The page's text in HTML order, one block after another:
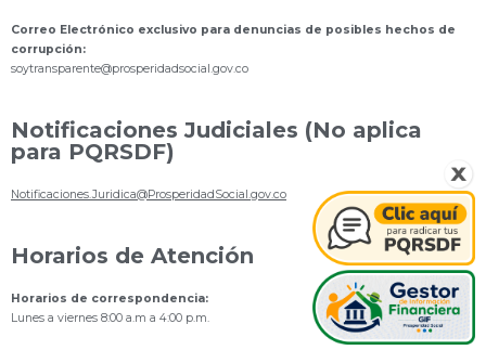
Correo Electrónico exclusivo para denuncias de posibles hechos de
corrupción:
soytransparente@prosperidadsocial.gov.co
Notificaciones Judiciales (No aplica
para PQRSDF)
Notificaciones.Juridica@ProsperidadSocial.gov.co
Horarios de Atención
Horarios de correspondencia:
Lunes a viernes 8:00 a.m a 4:00 p.m.